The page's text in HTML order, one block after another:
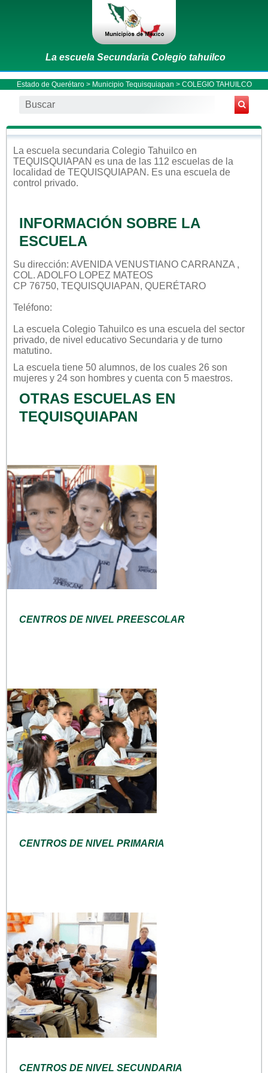
La escuela Secundaria Colegio tahuilco
Estado de Querétaro> Municipio Tequisquiapan > COLEGIO TAHUILCO
La escuela secundaria Colegio Tahuilco en
TEQUISQUIAPAN es una de las 112 escuelas de la
localidad de TEQUISQUIAPAN . Es una escuela de
control privado.
INFORMACIÓN SOBRE LA
ESCUELA
Su dirección: AVENIDA VENUSTIANO CARRANZA ,
COL. ADOLFO LOPEZ MATEOS
CP 76750, TEQUISQUIAPAN, QUERÉTARO
Teléfono:
La escuela Colegio Tahuilco es una escuela del sector
privado, de nivel educativo Secundaria y de turno
matutino.
La escuela tiene 50 alumnos, de los cuales 26 son
mujeres y 24 son hombres y cuenta con 5 maestros.
OTRAS ESCUELAS EN
TEQUISQUIAPAN
CENTROS DE NIVEL PREESCOLAR
CENTROS DE NIVEL PRIMARIA
CENTROS DE NIVEL SECUNDARIA